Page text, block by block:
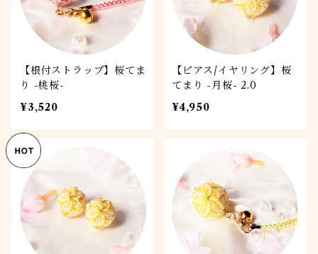
【根付ストラップ】桜てま
り -桃桜-
¥3,520
【ピアス/イヤリング】桜
てまり -月桜- 2.0
¥4,950